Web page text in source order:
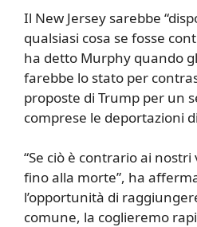
Il New Jersey sarebbe
qualsiasi cosa se fosse
ha detto Murphy quando
farebbe lo stato per
proposte di Trump per un
comprese le deportazioni
“Se ciò è contrario ai
fino alla morte”, ha
l’opportunità di
comune, la coglieremo